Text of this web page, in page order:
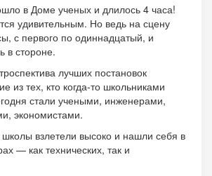
в Доме ученых и длилось 4 часа!
удивительным. Но ведь на сцену
с первого по одиннадцатый, и
в стороне.
лучших постановок
из тех, кто когда-то школьниками
стали учеными, инженерами,
экономистами.
взлетели высоко и нашли себя в
— как технических, так и